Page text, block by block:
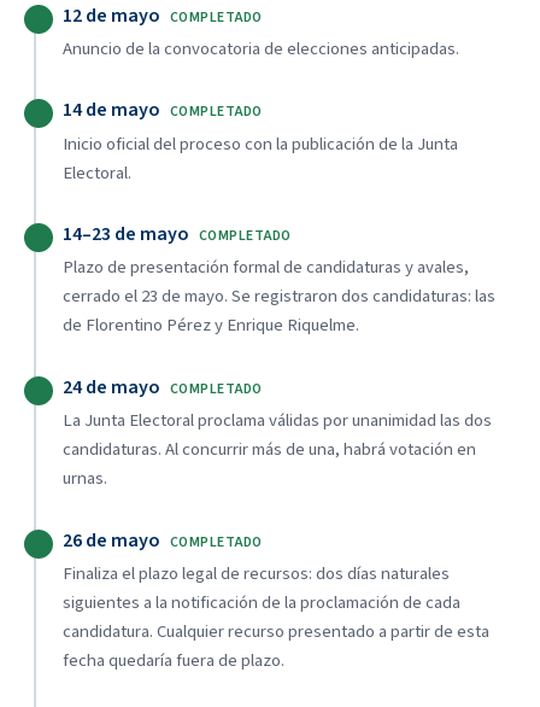
12 de mayo COMPLETADO
Anuncio de la convocatoria de elecciones anticipadas.
14 de mayo COMPLETADO
Inicio oficial del proceso con la publicación de la Junta
Electoral.
14–23 de mayo COMPLETADO
Plazo de presentación formal de candidaturas y avales,
cerrado el 23 de mayo. Se registraron dos candidaturas: las
de Florentino Pérez y Enrique Riquelme.
24 de mayo COMPLETADO
La Junta Electoral proclama válidas por unanimidad las dos
candidaturas. Al concurrir más de una, habrá votación en
urnas.
26 de mayo COMPLETADO
Finaliza el plazo legal de recursos: dos días naturales
siguientes a la notificación de la proclamación de cada
candidatura. Cualquier recurso presentado a partir de esta
fecha quedaría fuera de plazo.